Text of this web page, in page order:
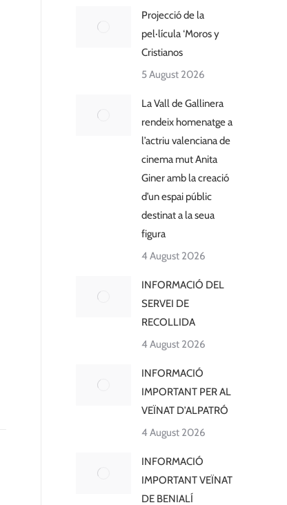
Projecció de la
pel·lícula ‘Moros y
Cristianos
5 August 2026
La Vall de Gallinera
rendeix homenatge a
l’actriu valenciana de
cinema mut Anita
Giner amb la creació
d’un espai públic
destinat a la seua
figura
4 August 2026
INFORMACIÓ DEL
SERVEI DE
RECOLLIDA
4 August 2026
INFORMACIÓ
IMPORTANT PER AL
VEÏNAT D’ALPATRÓ
4 August 2026
INFORMACIÓ
IMPORTANT VEÏNAT
DE BENIALÍ